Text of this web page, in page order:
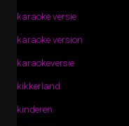
karaoke versie
karaoke version
karaokeversie
kikkerland
kinderen